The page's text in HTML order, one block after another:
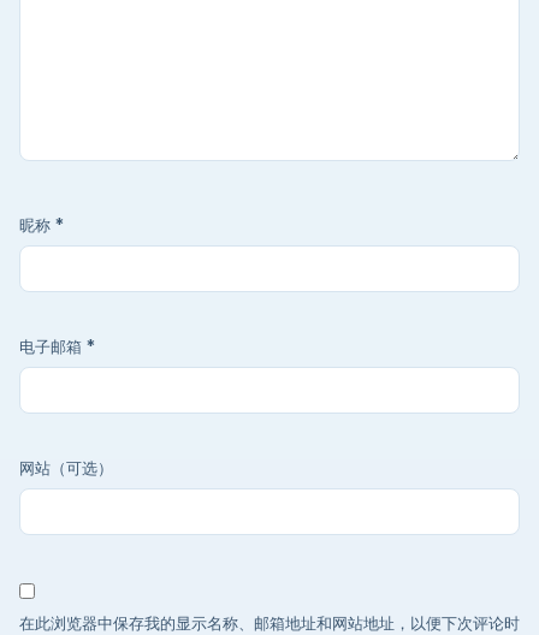
昵称 *
电子邮箱 *
网站（可选）
在此浏览器中保存我的显示名称、邮箱地址和网站地址，以便下次评论时